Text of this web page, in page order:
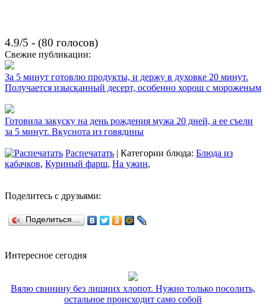
4.9/5 - (80 голосов)
Свежие публикации:
За 5 минут готовлю продукты, и держу в духовке 20 минут.
Получается изысканный десерт, особенно хорош с мороженым
Готовила закуску на день рождения мужа 20 дней, а ее съели
за 5 минут. Вкуснота из говядины
Распечатать | Категории блюда: Блюда из
кабачков, Куриный фарш, На ужин,
Поделитесь с друзьями:
Поделиться…
Интересное сегодня
Вялю свинину без лишних хлопот. Нужно только посолить,
остальное происходит само собой